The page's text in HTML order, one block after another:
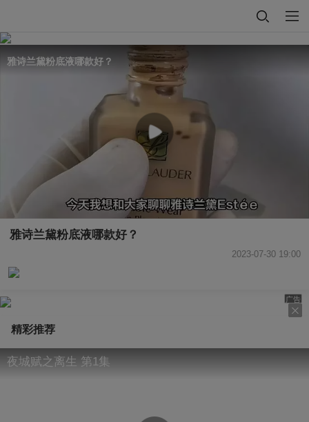
雅诗兰黛粉底液哪款好？
雅诗兰黛粉底液哪款好？
2023-07-30 19:00
广告
精彩推荐
夜城赋之离生 第1集